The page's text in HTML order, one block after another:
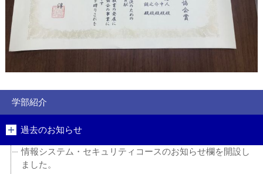
学部紹介
過去のお知らせ
情報システム・セキュリティコースのお知らせ欄を開設し
ました。